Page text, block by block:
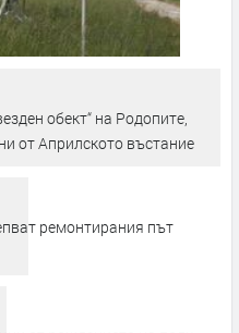
обект“ на Родопите,
от Априлското въстание
ремонтирания път